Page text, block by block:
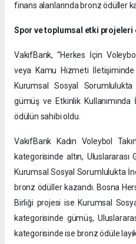
finans alanlarında bronz ödüller
Spor ve toplumsal etki projeleri
VakıfBank, “Herkes İçin
veya Kamu Hizmeti
Kurumsal Sosyal
gümüş ve Etkinlik
ödülün sahibi oldu.
VakıfBank Kadın Voleybol
kategorisinde altın,
Kurumsal Sosyal Sorumlulukta
bronz ödüller kazandı. Bosna
Birliği projesi ise Kurumsal
kategorisinde gümüş,
kategorisinde ise bronz ödüle